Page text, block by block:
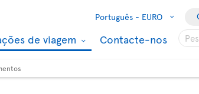
Português - EURO
de viagem Contacte-nos